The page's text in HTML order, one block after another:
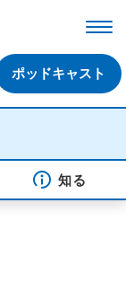
ポッドキャスト
知る